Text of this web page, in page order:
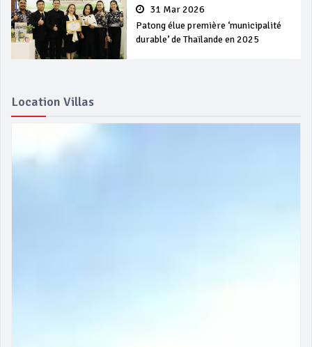
31 Mar 2026
Patong élue première ‘municipalité
durable’ de Thaïlande en 2025
Location Villas